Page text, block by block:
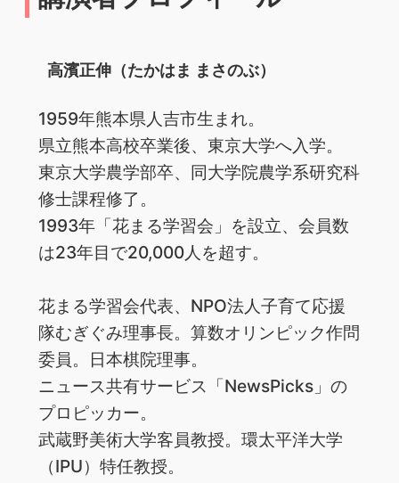
高濱正伸（たかはま まさのぶ）
1959年熊本県人吉市生まれ。
県立熊本高校卒業後、東京大学へ入学。
東京大学農学部卒、同大学院農学系研究科
修士課程修了。
1993年「花まる学習会」を設立、会員数
は23年目で20,000人を超す。
花まる学習会代表、NPO法人子育て応援
隊むぎぐみ理事長。算数オリンピック作問
委員。日本棋院理事。
ニュース共有サービス「NewsPicks」の
プロピッカー。
武蔵野美術大学客員教授。環太平洋大学
（IPU）特任教授。